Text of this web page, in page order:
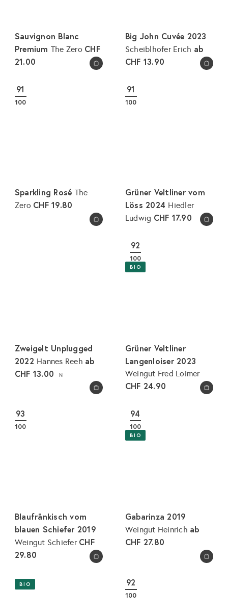
In den Warenkorb legen
Sauvignon Blanc
Premium The Zero CHF
21.00
In den Warenkorb legen
Big John Cuvée 2023
Scheiblhofer Erich ab
CHF 13.90
In den Warenkorb legen
91
100
Sparkling Rosé The
Zero CHF 19.80
In den Warenkorb legen
91
100
Grüner Veltliner vom
Löss 2024 Hiedler
Ludwig CHF 17.90
In den Warenkorb legen
Zweigelt Unplugged
2022 Hannes Reeh ab
CHF 13.00
N
In den Warenkorb legen
92
100
BIO
Grüner Veltliner
Langenloiser 2023
Weingut Fred Loimer
CHF 24.90
In den Warenkorb legen
93
100
Blaufränkisch vom
blauen Schiefer 2019
Weingut Schiefer CHF
29.80
In den Warenkorb legen
94
100
BIO
Gabarinza 2019
Weingut Heinrich ab
CHF 27.80
BIO 92
100